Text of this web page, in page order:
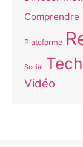
Comprendre
Plateforme
Social
Vidéo